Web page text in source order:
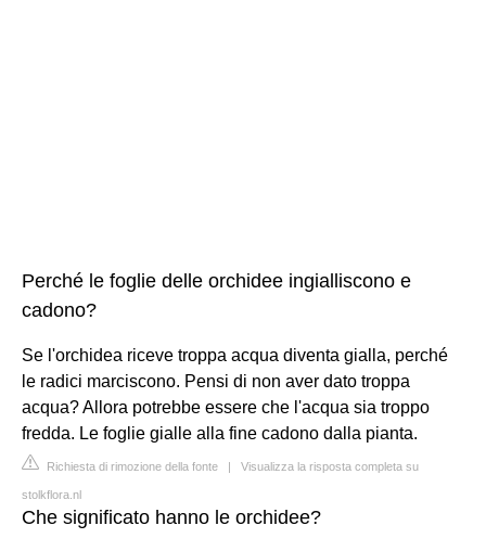
Perché le foglie delle orchidee ingialliscono e
cadono?
Se l'orchidea riceve troppa acqua diventa gialla, perché
le radici marciscono. Pensi di non aver dato troppa
acqua? Allora potrebbe essere che l'acqua sia troppo
fredda. Le foglie gialle alla fine cadono dalla pianta.
Richiesta di rimozione della fonte | Visualizza la risposta completa su
stolkflora.nl
Che significato hanno le orchidee?